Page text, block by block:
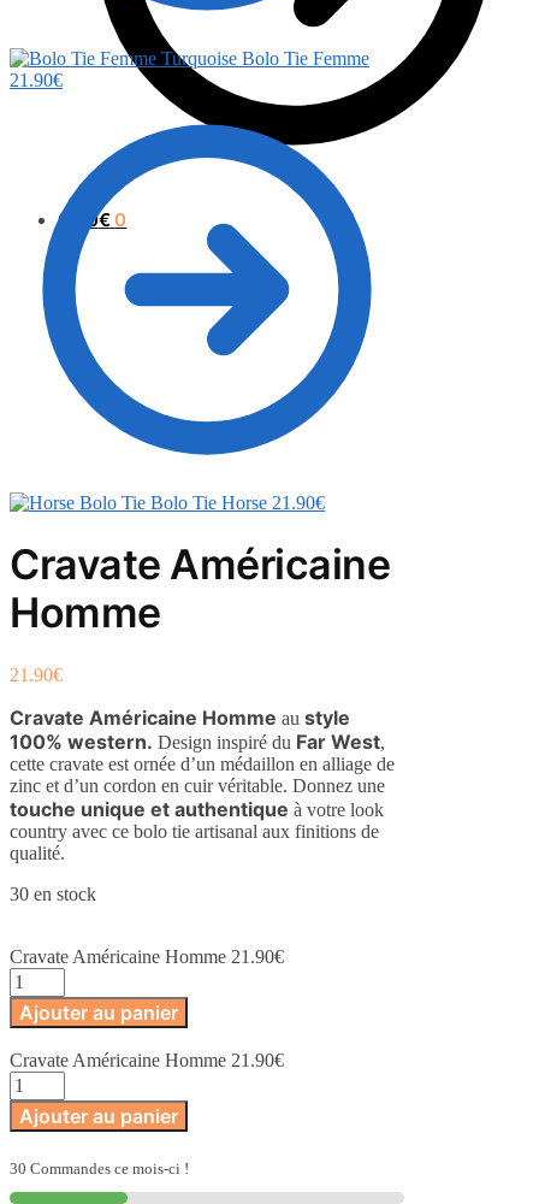
0.00€ 0
Bolo Tie Femme
21.90€
Bolo Tie Horse 21.90€
Cravate Américaine
Homme
21.90€
Cravate Américaine Homme au style
100% western. Design inspiré du Far West,
cette cravate est ornée d’un médaillon en alliage de
zinc et d’un cordon en cuir véritable. Donnez une
touche unique et authentique à votre look
country avec ce bolo tie artisanal aux finitions de
qualité.
30 en stock
Cravate Américaine Homme 21.90€
quantité
de
Cravate
Homme
Ajouter au panier
Cravate Américaine Homme 21.90€
quantité
de
Cravate
Homme
Ajouter au panier
30 Commandes ce mois-ci !